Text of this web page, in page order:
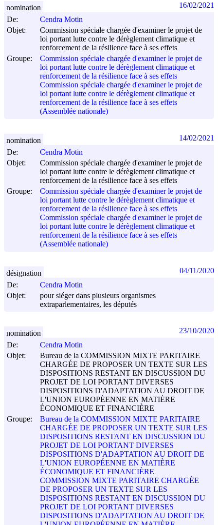
De:
Cendra Motin
Objet:
Commission spéciale chargée d'examiner le projet de
loi portant lutte contre le dérèglement climatique et
renforcement de la résilience face à ses effets
Groupe:
Commission spéciale chargée d'examiner le projet de
loi portant lutte contre le dérèglement climatique et
renforcement de la résilience face à ses effets
Commission spéciale chargée d'examiner le projet de
loi portant lutte contre le dérèglement climatique et
renforcement de la résilience face à ses effets
(Assemblée nationale)
nomination 16/02/2021
De:
Cendra Motin
Objet:
Commission spéciale chargée d'examiner le projet de
loi portant lutte contre le dérèglement climatique et
renforcement de la résilience face à ses effets
Groupe:
Commission spéciale chargée d'examiner le projet de
loi portant lutte contre le dérèglement climatique et
renforcement de la résilience face à ses effets
Commission spéciale chargée d'examiner le projet de
loi portant lutte contre le dérèglement climatique et
renforcement de la résilience face à ses effets
(Assemblée nationale)
nomination 14/02/2021
De:
Cendra Motin
Objet:
pour siéger dans plusieurs organismes
extraparlementaires, les députés
désignation 04/11/2020
De:
Cendra Motin
Objet:
Bureau de la COMMISSION MIXTE PARITAIRE
CHARGÉE DE PROPOSER UN TEXTE SUR LES
DISPOSITIONS RESTANT EN DISCUSSION DU
PROJET DE LOI PORTANT DIVERSES
DISPOSITIONS D'ADAPTATION AU DROIT DE
L'UNION EUROPÉENNE EN MATIÈRE
ÉCONOMIQUE ET FINANCIÈRE
Groupe:
Bureau de la COMMISSION MIXTE PARITAIRE
CHARGÉE DE PROPOSER UN TEXTE SUR LES
DISPOSITIONS RESTANT EN DISCUSSION DU
PROJET DE LOI PORTANT DIVERSES
DISPOSITIONS D'ADAPTATION AU DROIT DE
L'UNION EUROPÉENNE EN MATIÈRE
ÉCONOMIQUE ET FINANCIÈRE
COMMISSION MIXTE PARITAIRE CHARGÉE
DE PROPOSER UN TEXTE SUR LES
DISPOSITIONS RESTANT EN DISCUSSION DU
PROJET DE LOI PORTANT DIVERSES
DISPOSITIONS D'ADAPTATION AU DROIT DE
nomination 23/10/2020